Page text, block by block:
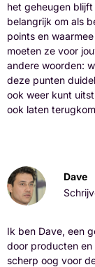
het geheugen
belangrijk om als
points en
moeten ze voor
andere woorden:
deze punten
ook weer kunt
ook laten
Dave
Ik ben Dave, een
door producten
scherp oog voor